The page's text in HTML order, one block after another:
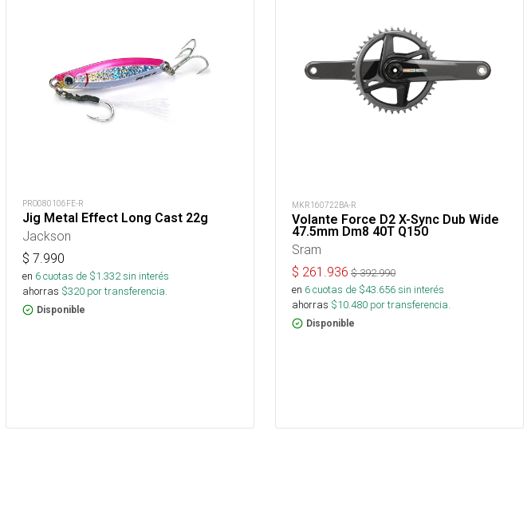
PRO080106FE-R
Jig Metal Effect Long Cast 22g
Jackson
$ 7.990
en 6cuotas de $1.332sin interés
ahorras $320 por transferencia.
Disponible
MKR160722BA-R
Volante Force D2 X-Sync Dub Wide
47.5mm Dm8 40T Q150
Sram
$ 261.936 $392.990
en 6cuotas de $43.656sin interés
ahorras $10.480 por transferencia.
Disponible